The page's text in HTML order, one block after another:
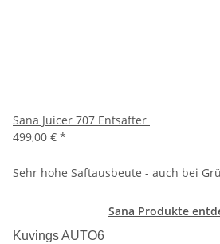
Sana Juicer 707 Entsafter
499,00 € *
Sehr hohe Saftausbeute - auch bei
Sana Produkte
Kuvings AUTO6